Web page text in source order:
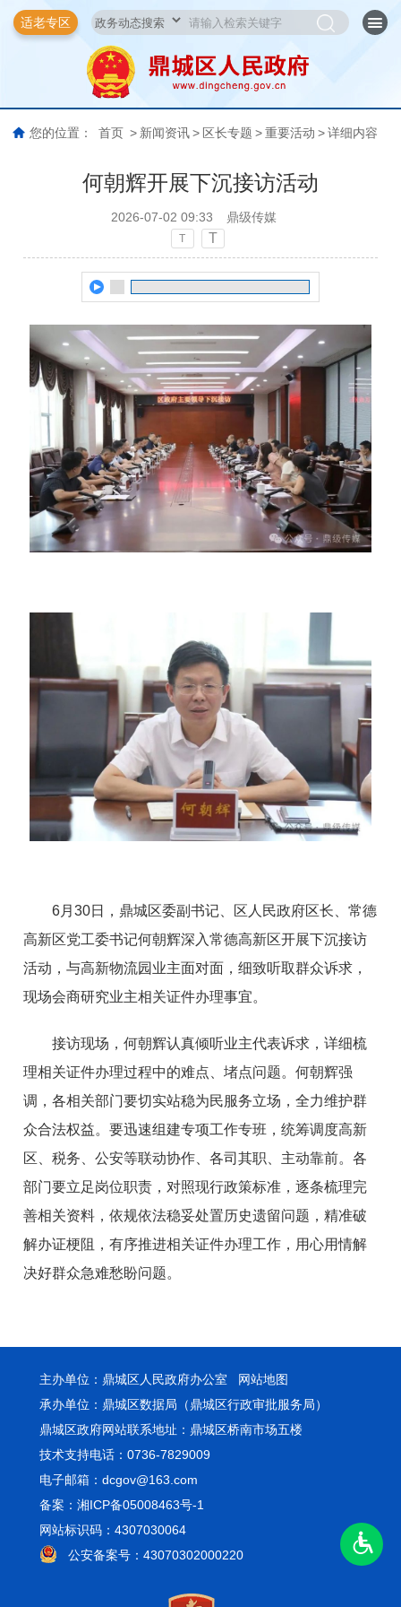
适老专区
您的位置： 首页 > 新闻资讯 > 区长专题 > 重要活动 > 详细内容
何朝辉开展下沉接访活动
2026-07-02 09:33 鼎级传媒
T T
6月30日，鼎城区委副书记、区人民政府区长、常德
高新区党工委书记何朝辉深入常德高新区开展下沉接访
活动，与高新物流园业主面对面，细致听取群众诉求，
现场会商研究业主相关证件办理事宜。
接访现场，何朝辉认真倾听业主代表诉求，详细梳
理相关证件办理过程中的难点、堵点问题。何朝辉强
调，各相关部门要切实站稳为民服务立场，全力维护群
众合法权益。要迅速组建专项工作专班，统筹调度高新
区、税务、公安等联动协作、各司其职、主动靠前。各
部门要立足岗位职责，对照现行政策标准，逐条梳理完
善相关资料，依规依法稳妥处置历史遗留问题，精准破
解办证梗阻，有序推进相关证件办理工作，用心用情解
决好群众急难愁盼问题。
主办单位：鼎城区人民政府办公室 网站地图
承办单位：鼎城区数据局（鼎城区行政审批服务局）
鼎城区政府网站联系地址：鼎城区桥南市场五楼
技术支持电话：0736-7829009
电子邮箱：dcgov@163.com
备案：湘ICP备05008463号-1
网站标识码：4307030064
公安备案号：43070302000220